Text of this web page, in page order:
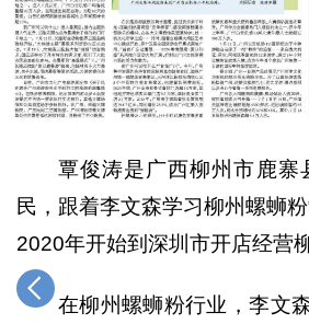
覃俊涛是广西柳州市鹿寨
民，跟着李文森学习柳州螺蛳
2020年开始到深圳市开店经营
在柳州螺蛳粉行业，李文